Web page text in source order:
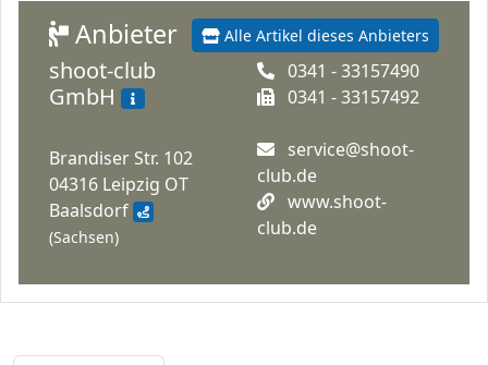
Alle Artikel dieses Anbieters
Anbieter
shoot-club
GmbH
Brandiser Str. 102
04316 Leipzig OT
Baalsdorf
(Sachsen)
0341 - 33157490
0341 - 33157492
service@shoot-
club.de
www.shoot-
club.de